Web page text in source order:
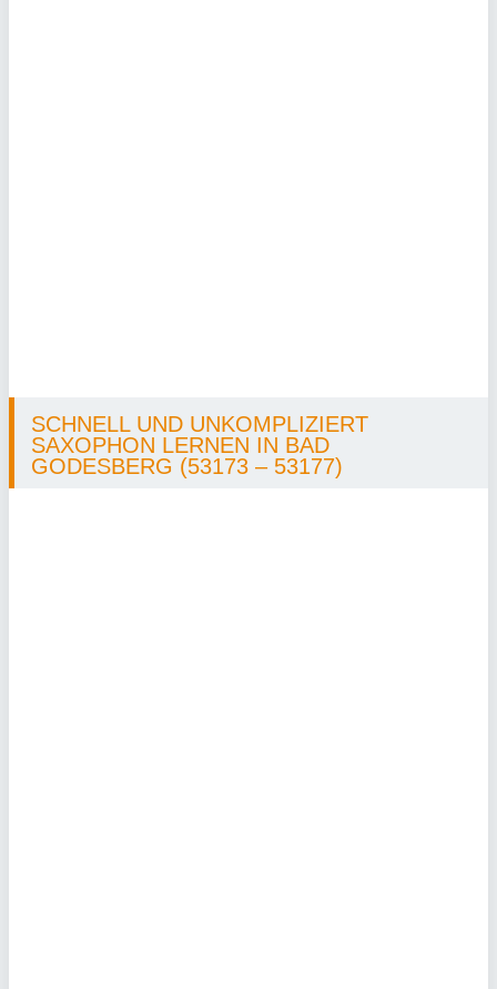
SCHNELL UND UNKOMPLIZIERT
SAXOPHON LERNEN IN BAD
GODESBERG (53173 – 53177)